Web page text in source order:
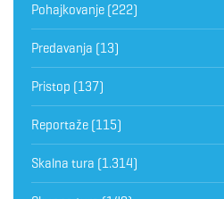
Pohajkovanje (222)
Predavanja (13)
Pristop (137)
Reportaže (115)
Skalna tura (1.314)